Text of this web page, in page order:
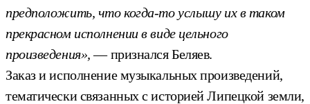
предположить, что когда-то услышу их в таком
прекрасном исполнении в виде цельного
произведения»,— признался Беляев.
Заказ и исполнение музыкальных произведений,
тематически связанных с историей Липецкой земли,